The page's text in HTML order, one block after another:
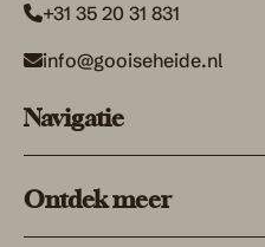
+31 35 20 31 831
info@gooiseheide.nl
Navigatie
Ontdek meer